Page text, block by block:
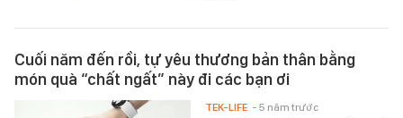
Cuối năm đến rồi, tự yêu thương bản thân bằng
món quà “chất ngất” này đi các bạn ơi
TEK-LIFE - 5 năm trước